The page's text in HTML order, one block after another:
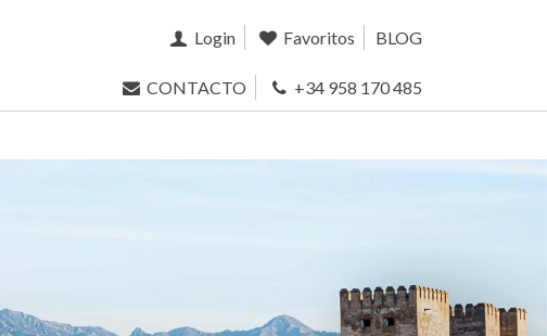
Login Favoritos BLOG
CONTACTO +34 958 170 485